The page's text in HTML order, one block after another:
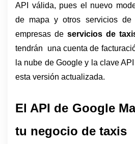
API válida, pues el nuevo
de mapa y otros servicios de
empresas de servicios de
tendrán  una cuenta de
la nube de Google y la clave
esta versión actualizada.
El API de Google
tu negocio de taxis